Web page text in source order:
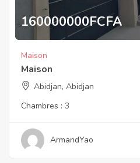
160000000FCFA
Maison
Maison
Abidjan, Abidjan
Chambres : 3
ArmandYao